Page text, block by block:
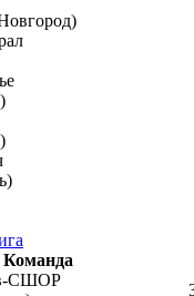
Команда
CШОР